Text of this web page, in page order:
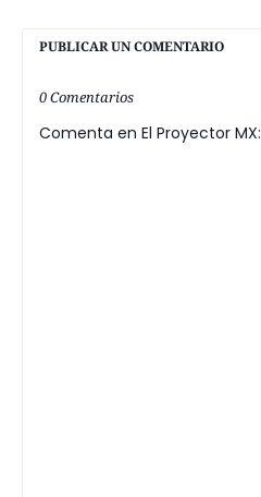
PUBLICAR UN COMENTARIO
0 Comentarios
Comenta en El Proyector MX: